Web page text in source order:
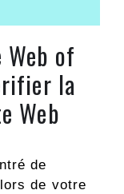
of
la
Web
de
de votre